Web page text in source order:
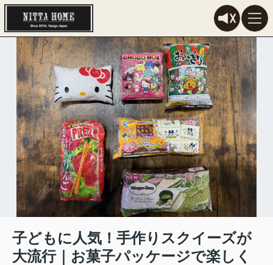
子どもに人気！手作りスクイーズが
大流行｜お菓子パッケージで楽しく